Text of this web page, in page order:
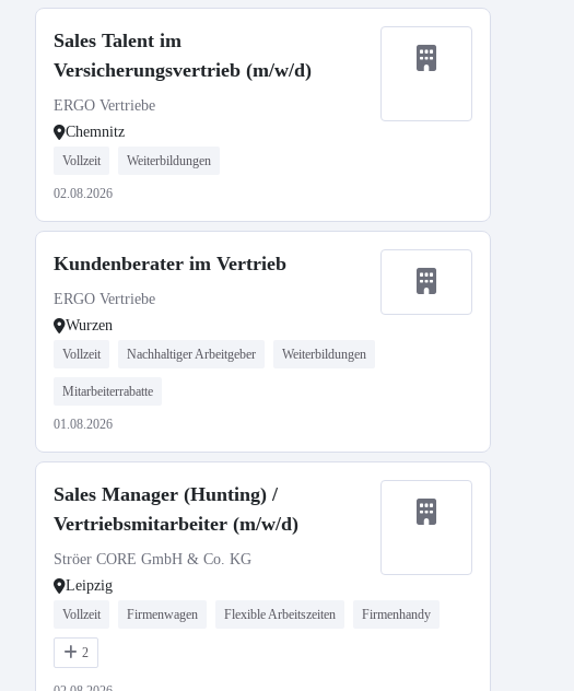
Sales Talent im
Versicherungsvertrieb (m/w/d)
ERGO Vertriebe
Chemnitz
Vollzeit Weiterbildungen
02.08.2026
Kundenberater im Vertrieb
ERGO Vertriebe
Wurzen
Vollzeit Nachhaltiger Arbeitgeber Weiterbildungen
Mitarbeiterrabatte
01.08.2026
Sales Manager (Hunting) /
Vertriebsmitarbeiter (m/w/d)
Ströer CORE GmbH & Co. KG
Leipzig
Vollzeit Firmenwagen Flexible Arbeitszeiten Firmenhandy
2